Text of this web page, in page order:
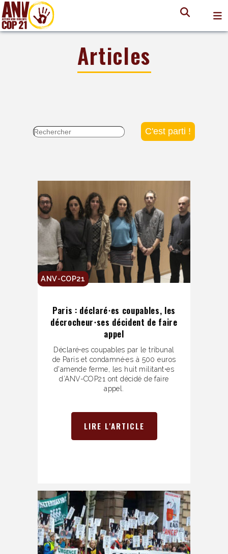
Articles
Rechercher :
ANV-COP21
Paris : déclaré⋅es coupables, les
décrocheur⋅ses décident de faire
appel
Déclaré⋅es coupables par le tribunal
de Paris et condamné·es à 500 euros
d'amende ferme, les huit militant⋅es
d’ANV-COP21 ont décidé de faire
appel.
LIRE L'ARTICLE